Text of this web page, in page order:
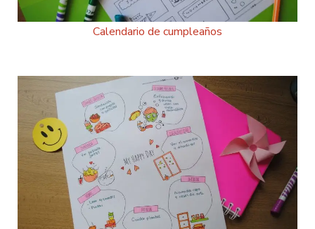
Calendario de cumpleaños